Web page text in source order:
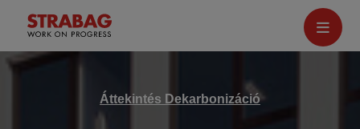
Áttekintés Dekarbonizáció